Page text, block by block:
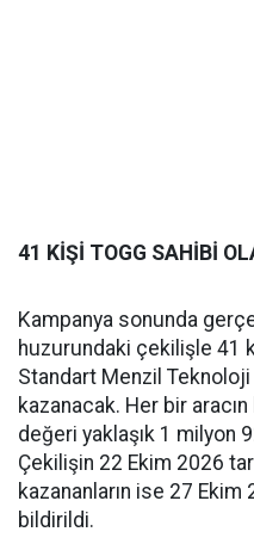
41 KİŞİ TOGG SAHİBİ
Kampanya sonunda
huzurundaki çekilişle 41
Standart Menzil
kazanacak. Her bir
değeri yaklaşık 1 milyon
Çekilişin 22 Ekim 2026
kazananların ise 27
bildirildi.